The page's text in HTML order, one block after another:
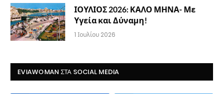
ΙΟΥΛΙΟΣ 2026: ΚΑΛΟ ΜΗΝΑ- Με
Υγεία και Δύναμη!
1 Ιουλίου 2026
EVIAWOMAN ΣΤΑ SOCIAL MEDIA